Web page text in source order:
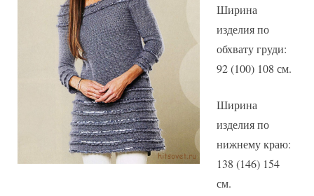
Ширина
изделия по
обхвату груди:
92 (100) 108 см.
Ширина
изделия по
нижнему краю:
138 (146) 154
см.